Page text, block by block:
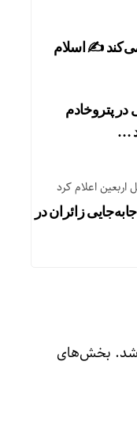
می‌کند ✍️ اسلام
پتروخادم
…
اعلام کرد
زائران در
بخش‌های